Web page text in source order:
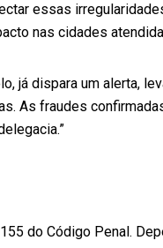
essas
nas cidades
já dispara um alerta,
As fraudes
do Código Penal.